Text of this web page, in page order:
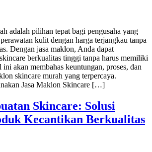
adalah pilihan tepat bagi pengusaha yang
kulit dengan harga terjangkau tanpa
Dengan jasa maklon, Anda dapat
berkualitas tinggi tanpa harus memiliki
akan membahas keuntungan, proses, dan
skincare murah yang terpercaya.
Jasa Maklon Skincare […]
Skincare: Solusi
Kecantikan Berkualitas